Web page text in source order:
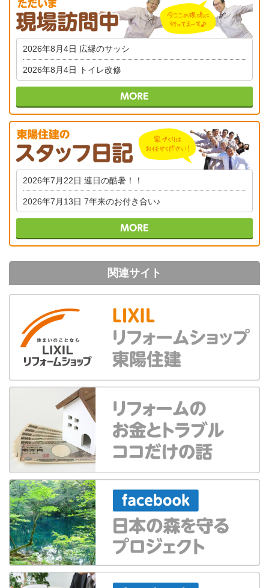
2026年8月4日 広縁のサッシ
2026年8月4日 トイレ改修
2026年7月22日 連日の酷暑！！
2026年7月13日 7年来のお付き合い♪
関連サイト